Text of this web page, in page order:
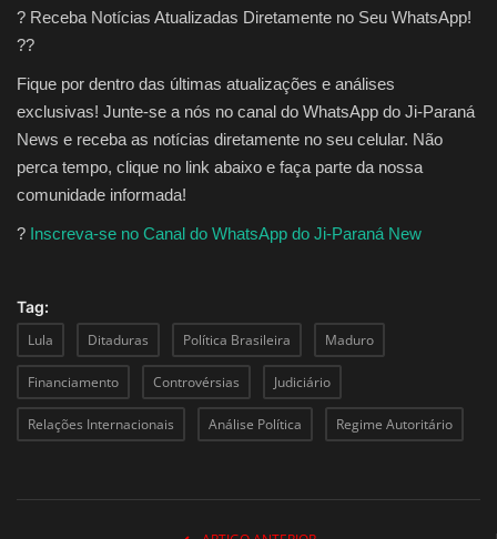
? Receba Notícias Atualizadas Diretamente no Seu WhatsApp!
??
Fique por dentro das últimas atualizações e análises
exclusivas! Junte-se a nós no canal do WhatsApp do Ji-Paraná
News e receba as notícias diretamente no seu celular. Não
perca tempo, clique no link abaixo e faça parte da nossa
comunidade informada!
? Inscreva-se no Canal do WhatsApp do Ji-Paraná New
Tag:
Lula
Ditaduras Política Brasileira Maduro
Financiamento Controvérsias Judiciário
Relações Internacionais Análise Política Regime Autoritário